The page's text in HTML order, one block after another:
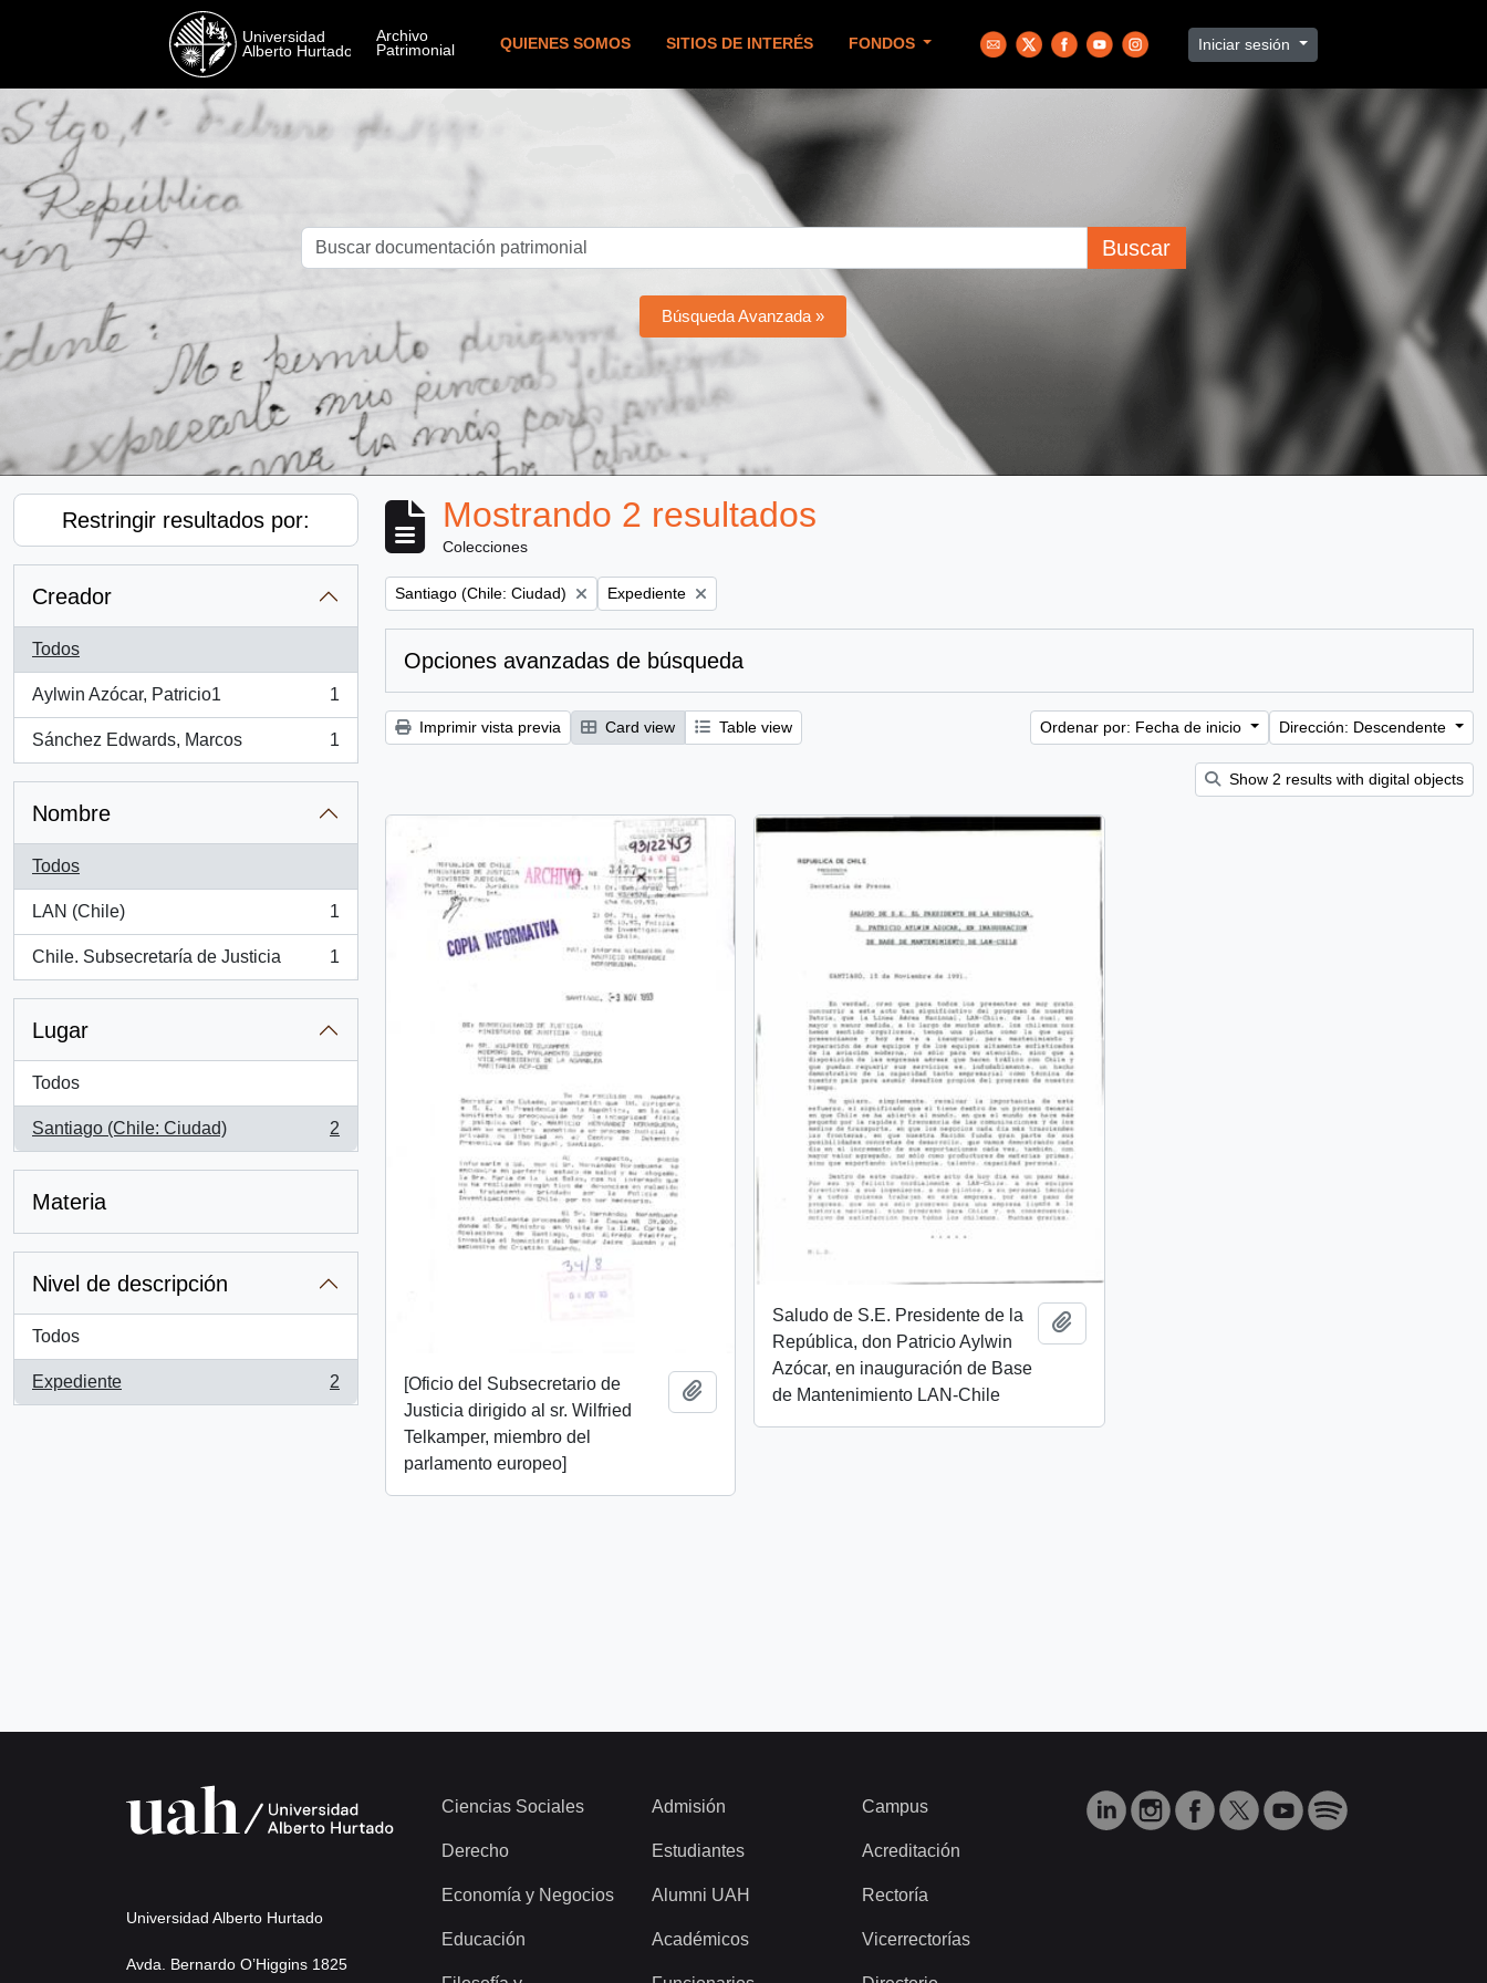
QUIENES SOMOS SITIOS DE INTERÉS FONDOS Iniciar sesión
Buscar
Búsqueda Avanzada »
Restringir resultados por:
Creador
Todos
Aylwin Azócar, Patricio1
, 1 resultados
1
Sánchez Edwards, Marcos
, 1 resultados
1
Nombre
Todos
LAN (Chile)
, 1 resultados
1
Chile. Subsecretaría de Justicia
, 1 resultados
1
Lugar
Todos
Santiago (Chile: Ciudad)
, 2 resultados
2
Materia
Nivel de descripción
Todos
Expediente
, 2 resultados
2
Mostrando 2 resultados
Colecciones
Remove filter:
Santiago (Chile: Ciudad) Remove filter:
Expediente
Opciones avanzadas de búsqueda
Imprimir vista previa Card view Table view Ordenar por: Fecha de inicio Dirección: Descendente
Show 2 results with digital objects
[Oficio del Subsecretario de
Justicia dirigido al sr. Wilfried
Telkamper, miembro del
parlamento europeo]
Añadir al portapapeles
Saludo de S.E. Presidente de la
República, don Patricio Aylwin
Azócar, en inauguración de Base
de Mantenimiento LAN-Chile
Añadir al portapapeles
Universidad Alberto Hurtado
Avda. Bernardo O’Higgins 1825
Ciencias Sociales
Derecho
Economía y Negocios
Educación
Admisión
Estudiantes
Alumni UAH
Académicos
Campus
Acreditación
Rectoría
Vicerrectorías